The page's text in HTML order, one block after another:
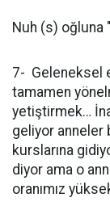
Nuh (s) oğluna
7- Geleneksel
tamamen
yetiştirmek…
geliyor anneler
kurslarına
diyor ama o
oranımız